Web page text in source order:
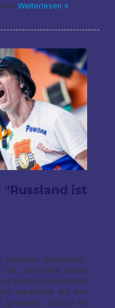
Weiterlesen »
"Russland ist
bezeichnet,
Sie, wer kennt Goran
helle Persönlichkeit
wiederholt auf den
gesehen)). Das ist er,